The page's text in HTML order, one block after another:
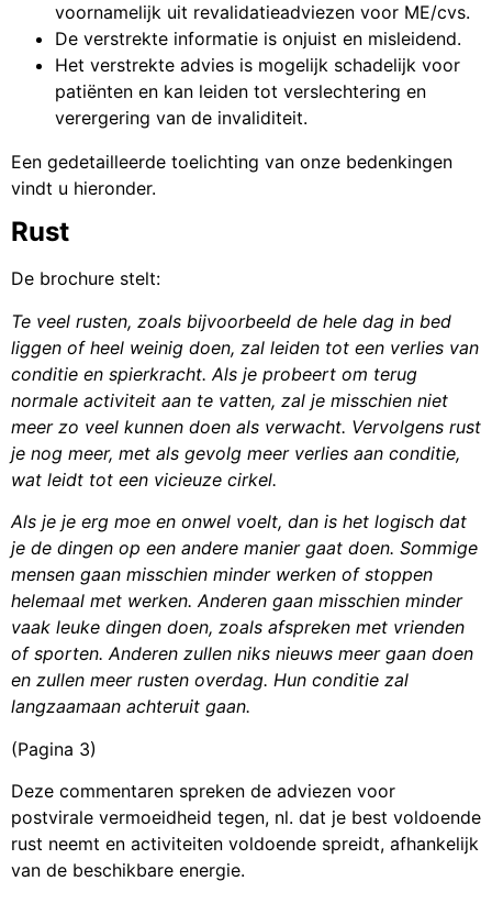
voornamelijk uit revalidatieadviezen voor ME/cvs.
De verstrekte informatie is onjuist en misleidend.
Het verstrekte advies is mogelijk schadelijk voor
patiënten en kan leiden tot verslechtering en
verergering van de invaliditeit.
Een gedetailleerde toelichting van onze bedenkingen
vindt u hieronder.
Rust
De brochure stelt:
Te veel rusten, zoals bijvoorbeeld de hele dag in bed
liggen of heel weinig doen, zal leiden tot een verlies van
conditie en spierkracht. Als je probeert om terug
normale activiteit aan te vatten, zal je misschien niet
meer zo veel kunnen doen als verwacht. Vervolgens rust
je nog meer, met als gevolg meer verlies aan conditie,
wat leidt tot een vicieuze cirkel.
Als je je erg moe en onwel voelt, dan is het logisch dat
je de dingen op een andere manier gaat doen. Sommige
mensen gaan misschien minder werken of stoppen
helemaal met werken. Anderen gaan misschien minder
vaak leuke dingen doen, zoals afspreken met vrienden
of sporten. Anderen zullen niks nieuws meer gaan doen
en zullen meer rusten overdag. Hun conditie zal
langzaamaan achteruit gaan.
(Pagina 3)
Deze commentaren spreken de adviezen voor
postvirale vermoeidheid tegen, nl. dat je best voldoende
rust neemt en activiteiten voldoende spreidt, afhankelijk
van de beschikbare energie.